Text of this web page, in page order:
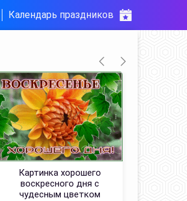
Календарь праздников
Картинка хорошего
воскресного дня с
чудесным цветком